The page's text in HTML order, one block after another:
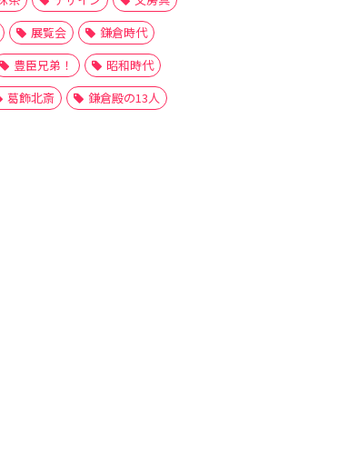
展覧会
鎌倉時代
豊臣兄弟！
昭和時代
葛飾北斎 鎌倉殿の13人